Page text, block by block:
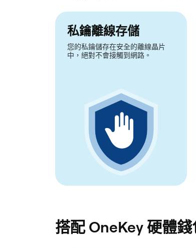
私鑰離線存儲
您的私鑰儲存在安全的離線晶片
中，絕對不會接觸到網路。
搭配 OneKey 硬體